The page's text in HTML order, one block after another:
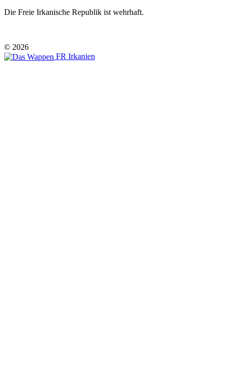
Die Freie Irkanische Republik ist wehrhaft.
© 2026
FR Irkanien